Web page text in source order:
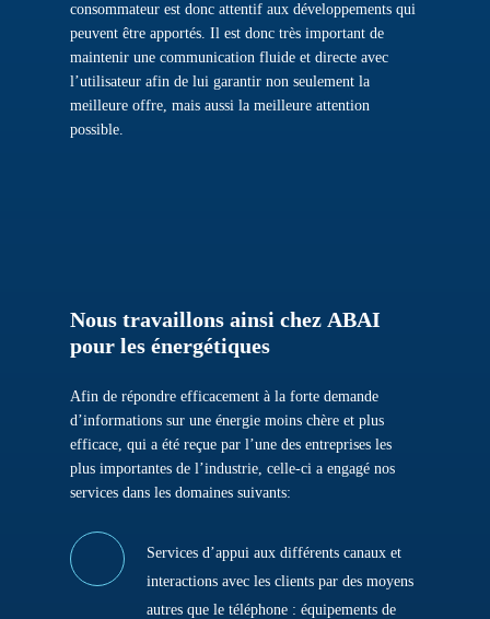
consommateur est donc attentif aux développements qui
peuvent être apportés. Il est donc très important de
maintenir une communication fluide et directe avec
l’utilisateur afin de lui garantir non seulement la
meilleure offre, mais aussi la meilleure attention
possible.
Nous travaillons ainsi chez ABAI
pour les énergétiques
Afin de répondre efficacement à la forte demande
d’informations sur une énergie moins chère et plus
efficace, qui a été reçue par l’une des entreprises les
plus importantes de l’industrie, celle-ci a engagé nos
services dans les domaines suivants:
Services d’appui aux différents canaux et
interactions avec les clients par des moyens
autres que le téléphone : équipements de